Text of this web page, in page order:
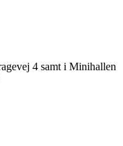
4 samt i Minihallen